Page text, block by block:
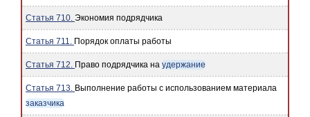
Статья 710. Экономия подрядчика
Статья 711. Порядок оплаты работы
Статья 712. Право подрядчика на удержание
Статья 713. Выполнение работы с использованием материала
заказчика